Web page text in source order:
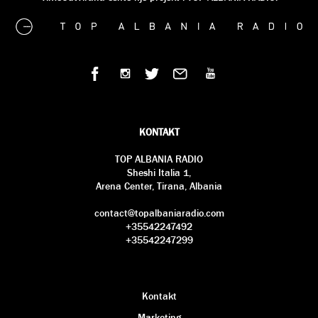
KONTAKT
TOP ALBANIA RADIO
Sheshi Italia 1,
Arena Center, Tirana, Albania
contact@topalbaniaradio.com
+35542247492
+35542247299
Kontakt